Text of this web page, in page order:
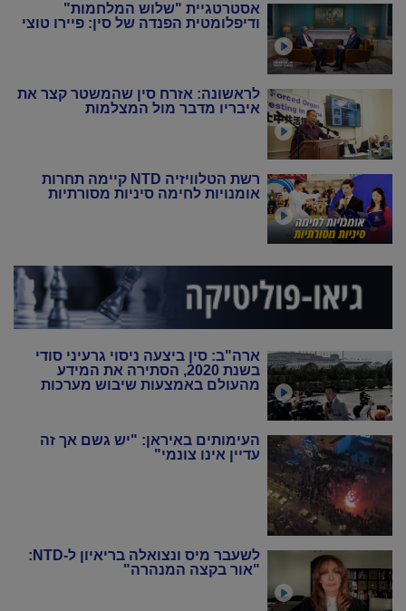
אסטרטגיית "שלוש המלחמות"
ודיפלומטית הפנדה של סין: פיירו טוצי
לראשונה: אזרח סין שהמשטר קצר את
איבריו מדבר מול המצלמות
רשת הטלוויזיה NTD קיימה תחרות
אומנויות לחימה סיניות מסורתיות
ארה"ב: סין ביצעה ניסוי גרעיני סודי
בשנת 2020, הסתירה את המידע
מהעולם באמצעות שיבוש מערכות
העימותים באיראן: "יש גשם אך זה
עדיין אינו צונמי"
לשעבר מיס ונצואלה בריאיון ל-NTD:
"אור בקצה המנהרה"